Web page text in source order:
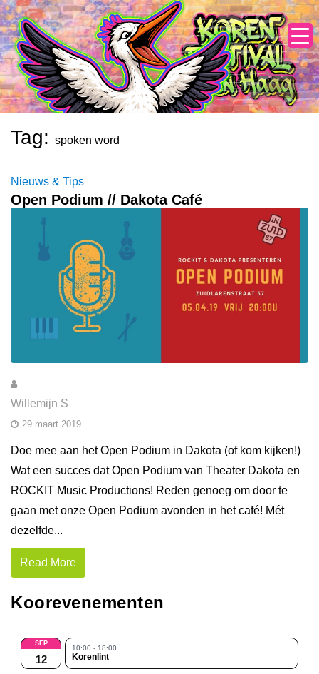
Skip
to
content
Tag: spoken word
Nieuws & Tips
Open Podium // Dakota Café
Willemijn S
29 maart 2019
Doe mee aan het Open Podium in Dakota (of kom kijken!)
Wat een succes dat Open Podium van Theater Dakota en
ROCKIT Music Productions! Reden genoeg om door te
gaan met onze Open Podium avonden in het café! Mét
dezelfde...
Read More
Koorevenementen
SEP
12
10:00 - 18:00
Korenlint